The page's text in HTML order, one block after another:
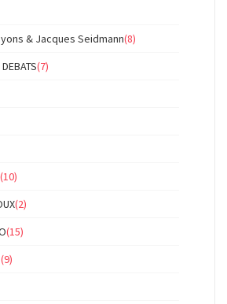
& Jacques Seidmann(8)
(7)
(10)
(2)
(15)
(9)